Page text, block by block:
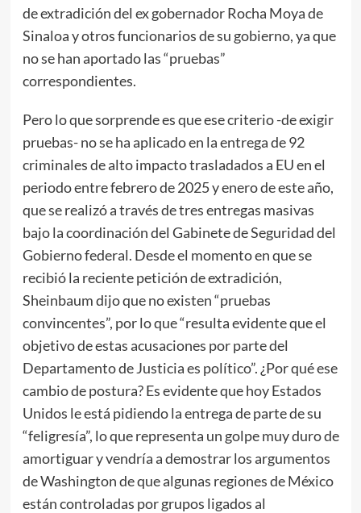
de extradición del ex gobernador Rocha Moya de
Sinaloa y otros funcionarios de su gobierno, ya que
no se han aportado las “pruebas”
correspondientes.
Pero lo que sorprende es que ese criterio -de exigir
pruebas- no se ha aplicado en la entrega de 92
criminales de alto impacto trasladados a EU en el
periodo entre febrero de 2025 y enero de este año,
que se realizó a través de tres entregas masivas
bajo la coordinación del Gabinete de Seguridad del
Gobierno federal. Desde el momento en que se
recibió la reciente petición de extradición,
Sheinbaum dijo que no existen “pruebas
convincentes”, por lo que “resulta evidente que el
objetivo de estas acusaciones por parte del
Departamento de Justicia es político”. ¿Por qué ese
cambio de postura? Es evidente que hoy Estados
Unidos le está pidiendo la entrega de parte de su
“feligresía”, lo que representa un golpe muy duro de
amortiguar y vendría a demostrar los argumentos
de Washington de que algunas regiones de México
están controladas por grupos ligados al